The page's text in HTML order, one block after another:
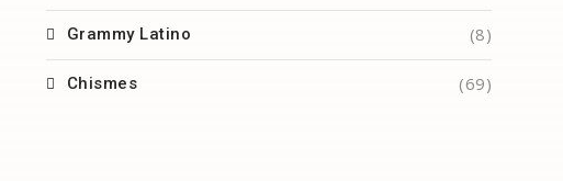
Grammy Latino (8)
Chismes (69)